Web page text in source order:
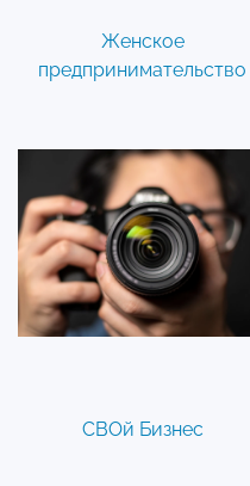
Женское
предпринимательство
СВОй Бизнес